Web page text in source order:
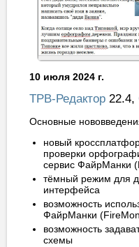
10 июля 2024 г.
ТРВ-Редактор 22.4,
Основные
новый
проверки
сервис ФайрМанки
тёмный режим для
интерфейса
возможность
ФайрМанки
возможность
схемы